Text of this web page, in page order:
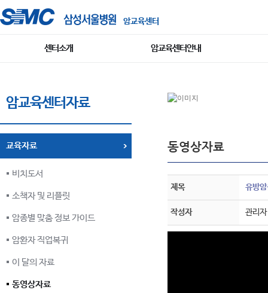
암교육센터
센터소개 암교육센터안내
암교육센터자료
교육자료
비치도서
소책자 및 리플릿
암종별 맞춤 정보 가이드
암환자 직업복귀
이 달의 자료
동영상자료
동영상자료
제목 유방
작성자 관리자